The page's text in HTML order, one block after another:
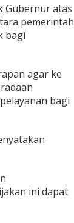
Gubernur atas
pemerintah
bagi
agar ke
bagi
ini dapat